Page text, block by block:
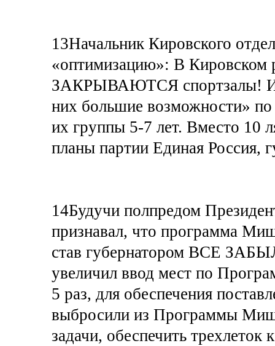
13Начальник Кировского
«оптимизацию»: В Кировском
ЗАКРЫВАЮТСЯ спортзалы!
них большие возможности» по
их группы 5-7 лет. Вместо 10
планы партии Единая Россия,
14Будучи полпредом
признавал, что программа
став губернатором ВСЕ
увеличил ввод мест по
5 раз, для обеспечения
выбросили из Программы
задачи, обеспечить